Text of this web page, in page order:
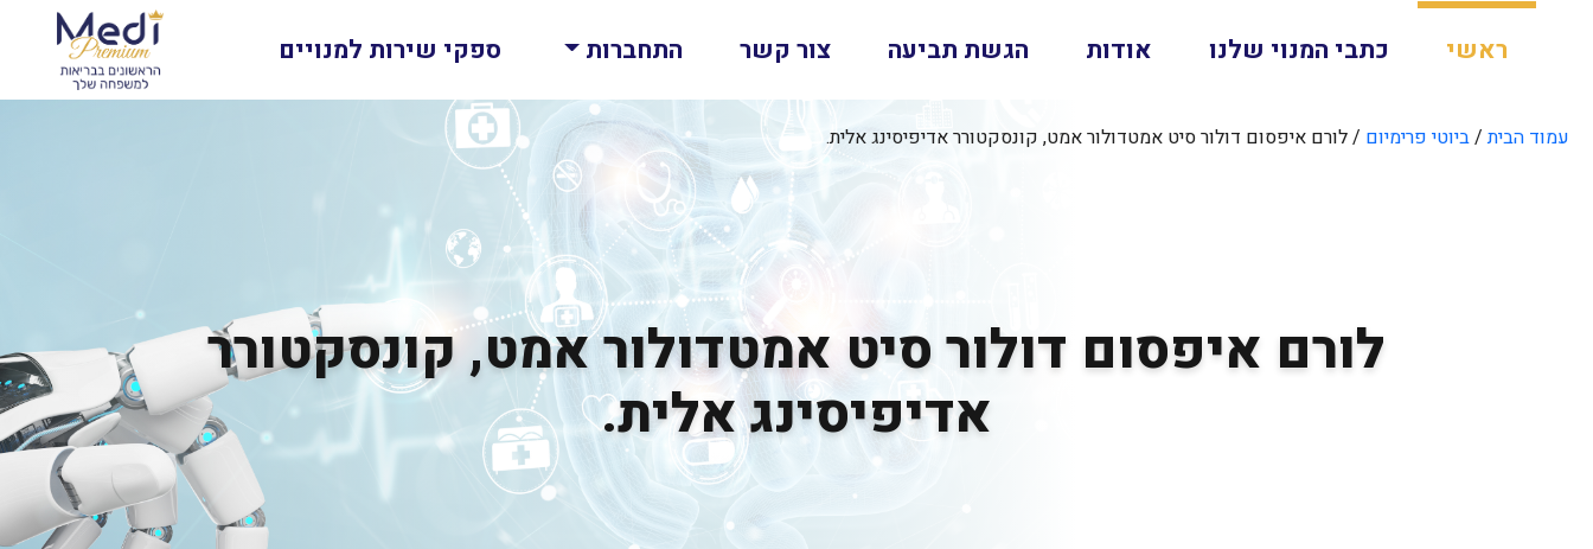
ראשי כתבי המנוי שלנו אודות הגשת תביעה צור קשר התחברות ספקי שירות למנויים
עמוד הבית/ביוטי פרימיום / לורם איפסום דולור סיט אמטדולור אמט, קונסקטורר אדיפיסינג אלית.
לורם איפסום דולור סיט אמטדולור אמט, קונסקטורר
אדיפיסינג אלית.